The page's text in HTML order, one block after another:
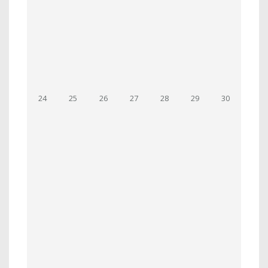
24 25 26 27 28 29 30